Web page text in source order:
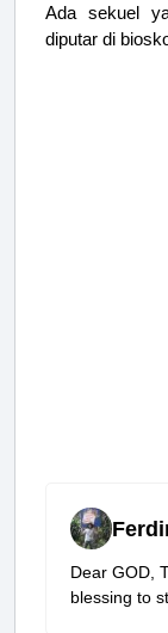
Ada sekuel
diputar di
Dear GOD,
blessing to